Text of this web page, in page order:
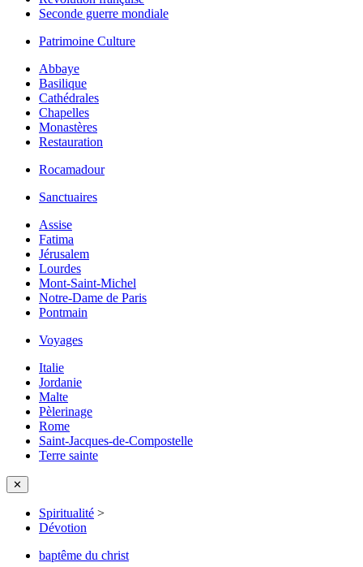
Seconde guerre mondiale
Patrimoine Culture
Abbaye
Basilique
Cathédrales
Chapelles
Monastères
Restauration
Rocamadour
Sanctuaires
Assise
Fatima
Jérusalem
Lourdes
Mont-Saint-Michel
Notre-Dame de Paris
Pontmain
Voyages
Italie
Jordanie
Malte
Pèlerinage
Rome
Saint-Jacques-de-Compostelle
Terre sainte
✕
Spiritualité >
Dévotion
baptême du christ